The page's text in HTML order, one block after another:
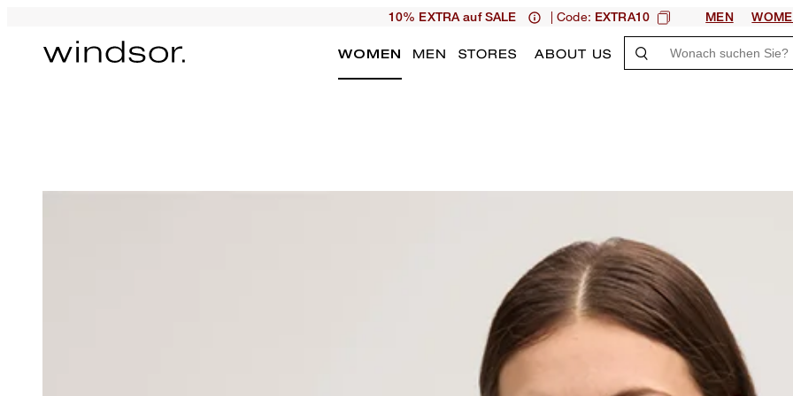
10% EXTRA auf SALE | Code: EXTRA10 MEN
WOMEN MEN STORES ABOUT US